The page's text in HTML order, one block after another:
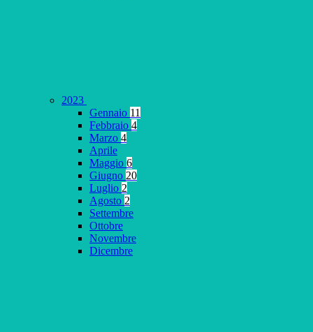
2023
Gennaio 11
Febbraio 4
Marzo 4
Aprile
Maggio 6
Giugno 20
Luglio 2
Agosto 2
Settembre
Ottobre
Novembre
Dicembre